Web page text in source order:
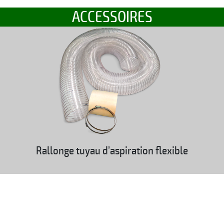
ACCESSOIRES
Rallonge tuyau d’aspiration flexible